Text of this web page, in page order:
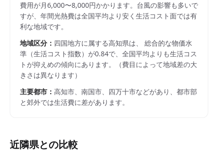
費用が月6,000〜8,000円かかります。台風の影響も多いで
すが、年間光熱費は全国平均より安く生活コスト面では有
利な地域です。
地域区分： 四国地方に属する高知県は、 総合的な物価水
準（生活コスト指数）が0.84で、 全国平均よりも生活コス
トが抑えめの傾向にあります。
（費目によって地域差の大
きさは異なります）
主要都市： 高知市、南国市、四万十市などがあり、都市部
と郊外では生活費に差があります。
近隣県との比較